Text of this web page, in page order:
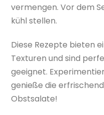
vermengen. Vor dem
kühl stellen.
Diese Rezepte bieten
Texturen und sind
geeignet.
genieße die
Obstsalate!